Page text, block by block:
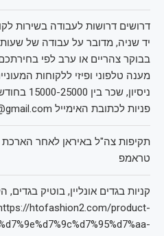
יד שניה, מדובר על עבודה של
בבוקר צהריים או ערב לפי
ניסיון,
פניות לכתובת האימייל allwhatyouneed2024@gmail.com
תקיפות צה"ל באיראן לאחר הארכת
טראמפ
קניות בגדים אונליין, בוטיק
htofashion2.com/product-